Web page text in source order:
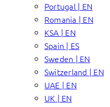
Portugal | EN
Romania | EN
KSA | EN
Spain | ES
Sweden | EN
Switzerland | EN
UAE | EN
UK | EN